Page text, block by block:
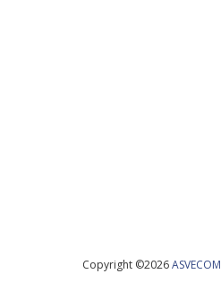
Copyright ©2026ASVECOM